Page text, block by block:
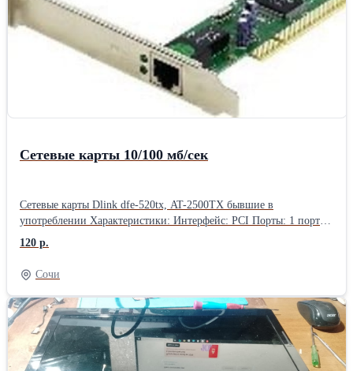
жёсткий диск, блок питания, корпус. Сборка компьютера:
монтаж компонентов, подключение разъёмов и шин,
профессиональный кабель-менеджмент. Запуск и настройка
оптимальных параметров воздухообмена в корпусе. Финальное
тестирование компьютера. Инсталляция операционной системы
и дополнительное программное обеспечение. Не упустите
возможность собрать компьютер своей мечты! Обращайтесь ко
мне по телефону или оставляйте заявку на сайте.
Сетевые карты 10/100 мб/сек
Сетевые карты Dlink dfe-520tx, AT-2500TX бывшие в
употреблении Характеристики: Интерфейс: PCI Порты: 1 порт
10/100Base-TX (RJ-45) Стандарты: IEEE 802.3 10BASE-T IEEE
802.3u 100BASE-TX IEEE 802.3x Скорость передачи данных:
10/100 Мбит/с Протокол: CSMA/CD Тип кабеля: 10BASE-T:
UTP/STP категории 3, 4, 5 100BASE-TX: UTP/STP категории 5
Функции: Автоматическое согласование скорости и режима
дуплекса Индикатор Link (Соединение) Энергопотребление: не
более \(0,4\) Вт В наличии 3 шт
120 р.
Сочи